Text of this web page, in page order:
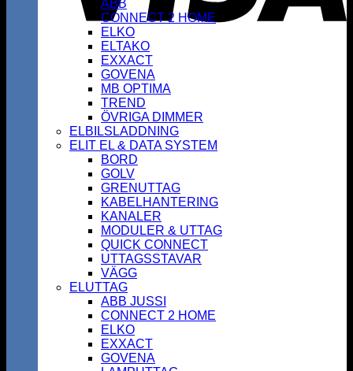
ABB
CONNECT 2 HOME
ELKO
ELTAKO
EXXACT
GOVENA
MB OPTIMA
TREND
ÖVRIGA DIMMER
ELBILSLADDNING
ELIT EL & DATA SYSTEM
BORD
GOLV
GRENUTTAG
KABELHANTERING
KANALER
MODULER & UTTAG
QUICK CONNECT
UTTAGSSTAVAR
VÄGG
ELUTTAG
ABB JUSSI
CONNECT 2 HOME
ELKO
EXXACT
GOVENA